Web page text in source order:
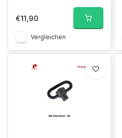
€11,90
Vergleichen